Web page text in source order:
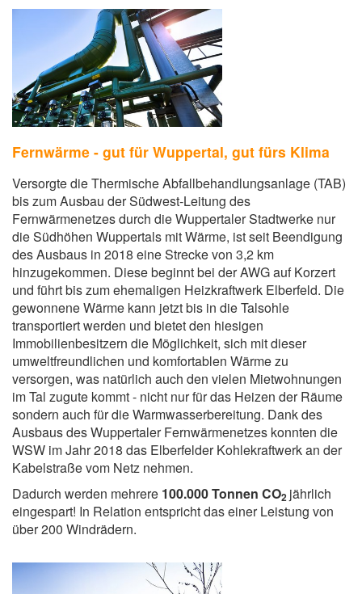
Fernwärme - gut für Wuppertal, gut fürs Klima
Versorgte die Thermische Abfallbehandlungsanlage (TAB)
bis zum Ausbau der Südwest-Leitung des
Fernwärmenetzes durch die Wuppertaler Stadtwerke nur
die Südhöhen Wuppertals mit Wärme, ist seit Beendigung
des Ausbaus in 2018 eine Strecke von 3,2 km
hinzugekommen. Diese beginnt bei der AWG auf Korzert
und führt bis zum ehemaligen Heizkraftwerk Elberfeld. Die
gewonnene Wärme kann jetzt bis in die Talsohle
transportiert werden und bietet den hiesigen
Immobilienbesitzern die Möglichkeit, sich mit dieser
umweltfreundlichen und komfortablen Wärme zu
versorgen, was natürlich auch den vielen Mietwohnungen
im Tal zugute kommt - nicht nur für das Heizen der Räume
sondern auch für die Warmwasserbereitung. Dank des
Ausbaus des Wuppertaler Fernwärmenetzes konnten die
WSW im Jahr 2018 das Elberfelder Kohlekraftwerk an der
Kabelstraße vom Netz nehmen.
Dadurch werden mehrere 100.000 Tonnen CO2 jährlich
eingespart! In Relation entspricht das einer Leistung von
über 200 Windrädern.